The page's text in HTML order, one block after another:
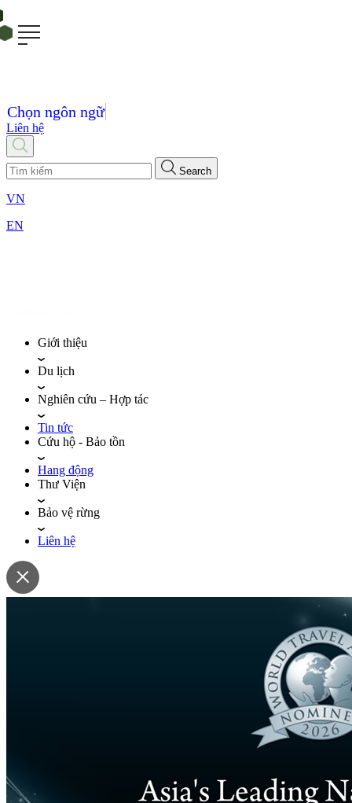
Chọn ngôn ngữ
Liên hệ
Search
VN
EN
Giới thiệu
Du lịch
Nghiên cứu – Hợp tác
Tin tức
Cứu hộ - Bảo tồn
Hang động
Thư Viện
Bảo vệ rừng
Liên hệ